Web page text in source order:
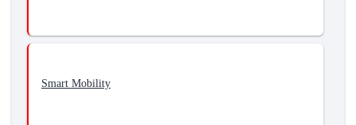
Smart Mobility